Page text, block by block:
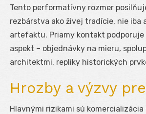
Tento performatívny rozmer
rezbárstva ako živej tradície, nie iba
artefaktu. Priamy kontakt
aspekt – objednávky na mieru,
architektmi, repliky historických
Hrozby a výzvy
Hlavnými rizikami sú